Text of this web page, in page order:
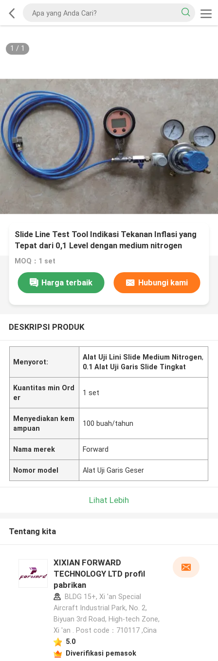
1 / 1
Slide Line Test Tool Indikasi Tekanan Inflasi yang
Tepat dari 0,1 Level dengan medium nitrogen
MOQ：1 set
Harga terbaik Hubungi kami
DESKRIPSI PRODUK
Menyorot:
Alat Uji Lini Slide Medium Nitrogen,
0.1 Alat Uji Garis Slide Tingkat
Kuantitas min Ord
er
1 set
Menyediakan kem
ampuan
100 buah/tahun
Nama merek Forward
Nomor model Alat Uji Garis Geser
Lihat Lebih
Tentang kita
XIXIAN FORWARD
TECHNOLOGY LTD profil
pabrikan
BLDG 15+, Xi 'an Special
Aircraft Industrial Park, No. 2,
Biyuan 3rd Road, High-tech Zone,
Xi 'an . Post code：710117 ,Cina
5.0
Diverifikasi pemasok